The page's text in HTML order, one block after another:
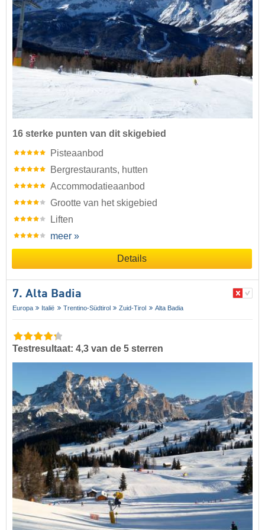
16 sterke punten van dit skigebied
Pisteaanbod
Bergrestaurants, hutten
Accommodatieaanbod
Grootte van het skigebied
Liften
meer »
Details
7. Alta Badia
Europa Italië Trentino-Südtirol Zuid-Tirol Alta Badia
Testresultaat: 4,3 van de 5 sterren